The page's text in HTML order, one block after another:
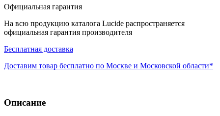
Официальная гарантия
На всю продукцию каталога Lucide распространяется
официальная гарантия производителя
Бесплатная доставка
Доставим товар бесплатно по Москве и Московской области*
Описание